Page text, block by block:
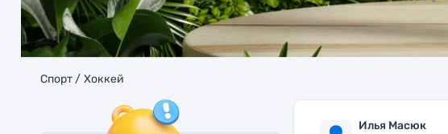
Спорт Хоккей
Илья Масюк